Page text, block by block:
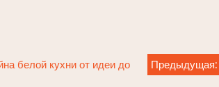
Предыдущая:
белой кухни от идеи до